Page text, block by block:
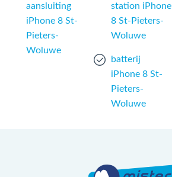
aansluiting
iPhone 8 St-
Pieters-
Woluwe
station iPhone
8 St-Pieters-
Woluwe
batterij
iPhone 8 St-
Pieters-
Woluwe